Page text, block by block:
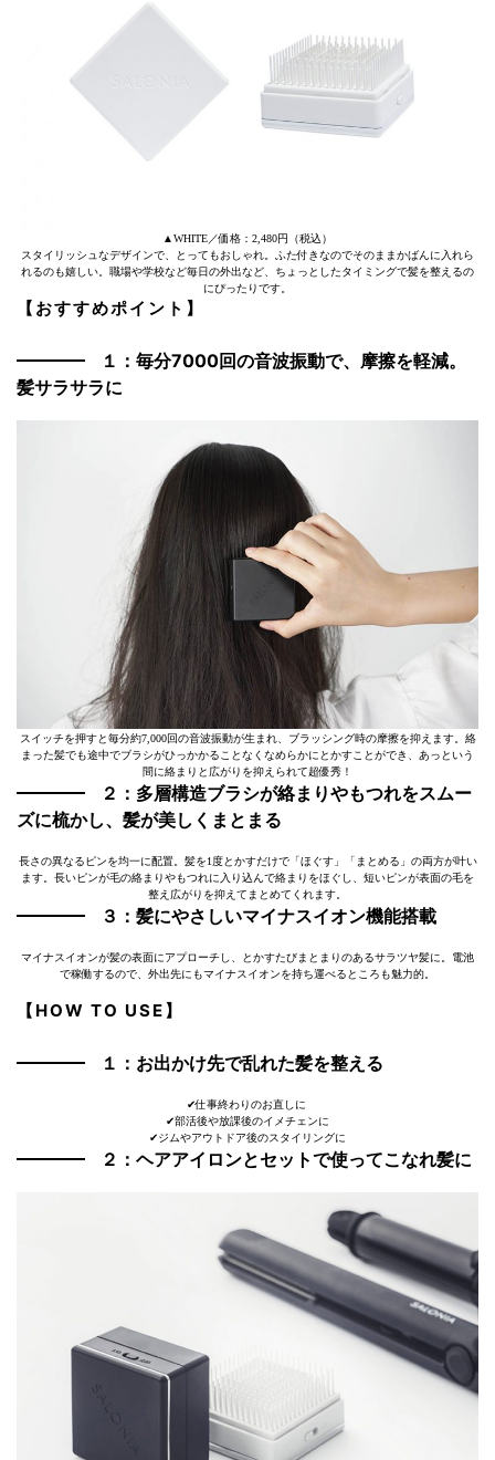
▲WHITE／価格：2,480円（税込）
スタイリッシュなデザインで、とってもおしゃれ。ふた付きなのでそのままかばんに入れら
れるのも嬉しい。職場や学校など毎日の外出など、ちょっとしたタイミングで髪を整えるの
にぴったりです。
【おすすめポイント】
１： 毎分7000回の音波振動で、摩擦を軽減。
髪サラサラに
スイッチを押すと毎分約7,000回の音波振動が生まれ、ブラッシング時の摩擦を抑えます。絡
まった髪でも途中でブラシがひっかかることなくなめらかにとかすことができ、あっという
間に絡まりと広がりを抑えられて超優秀！
２： 多層構造ブラシが絡まりやもつれをスムー
ズに梳かし、髪が美しくまとまる
長さの異なるピンを均一に配置。髪を1度とかすだけで「ほぐす」「まとめる」の両方が叶い
ます。長いピンが毛の絡まりやもつれに入り込んで絡まりをほぐし、短いピンが表面の毛を
整え広がりを抑えてまとめてくれます。
３： 髪にやさしいマイナスイオン機能搭載
マイナスイオンが髪の表面にアプローチし、とかすたびまとまりのあるサラツヤ髪に。電池
で稼働するので、外出先にもマイナスイオンを持ち運べるところも魅力的。
【HOW TO USE】
１： お出かけ先で乱れた髪を整える
✔︎仕事終わりのお直しに
✔︎部活後や放課後のイメチェンに
​✔︎ジムやアウトドア後のスタイリングに
２：ヘアアイロンとセットで使ってこなれ髪に